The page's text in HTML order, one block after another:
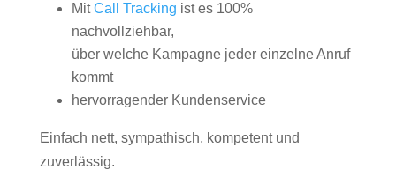
MitCall Tracking ist es 100%
nachvollziehbar,
über welche Kampagne jeder einzelne Anruf
kommt
hervorragender Kundenservice
Einfach nett, sympathisch, kompetent und
zuverlässig.